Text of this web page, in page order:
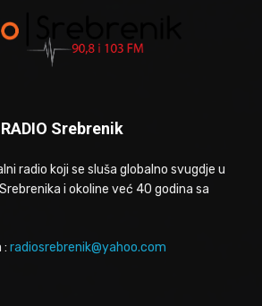
RADIO Srebrenik
radio koji se sluša globalno svugdje u
i okoline već 40 godina sa
: radiosrebrenik@yahoo.com